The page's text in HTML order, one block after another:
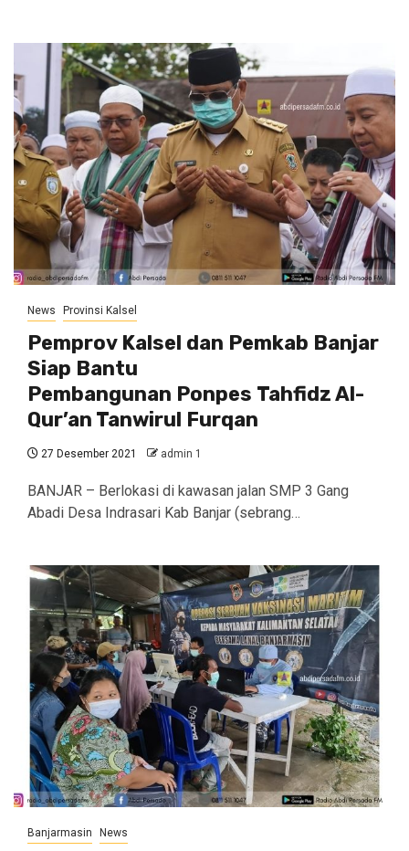
News Provinsi Kalsel
Pemprov Kalsel dan Pemkab Banjar
Siap Bantu
Pembangunan Ponpes Tahfidz Al-
Qur’an Tanwirul Furqan
27 Desember 2021 admin 1
BANJAR – Berlokasi di kawasan jalan SMP 3 Gang
Abadi Desa Indrasari Kab Banjar (sebrang…
Banjarmasin News